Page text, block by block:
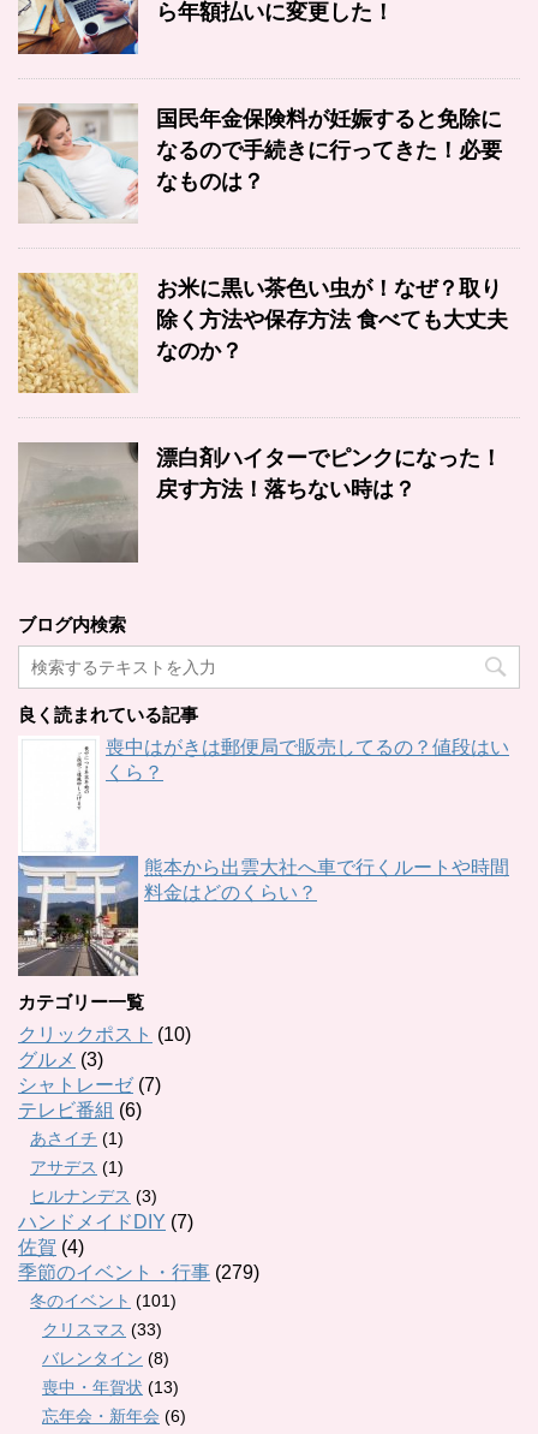
ら年額払いに変更した！
国民年金保険料が妊娠すると免除に
なるので手続きに行ってきた！必要
なものは？
お米に黒い茶色い虫が！なぜ？取り
除く方法や保存方法 食べても大丈夫
なのか？
漂白剤ハイターでピンクになった！
戻す方法！落ちない時は？
ブログ内検索
良く読まれている記事
喪中はがきは郵便局で販売してるの？値段はい
くら？
熊本から出雲大社へ車で行くルートや時間
料金はどのくらい？
カテゴリー一覧
クリックポスト (10)
グルメ (3)
シャトレーゼ(7)
テレビ番組 (6)
あさイチ (1)
アサデス (1)
ヒルナンデス (3)
ハンドメイドDIY (7)
佐賀 (4)
季節のイベント・行事 (279)
冬のイベント (101)
クリスマス (33)
バレンタイン (8)
喪中・年賀状 (13)
忘年会・新年会 (6)